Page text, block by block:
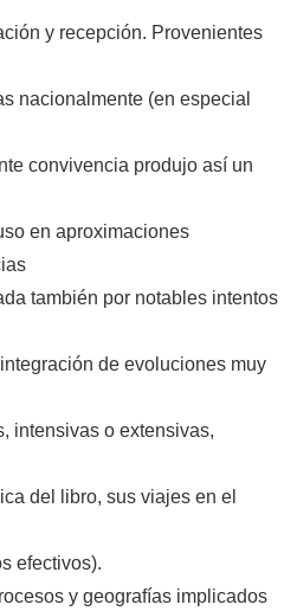
y recepción. Provenientes
nacionalmente (en especial
convivencia produjo así un
en aproximaciones
también por notables intentos
de evoluciones muy
intensivas o extensivas,
del libro, sus viajes en el
efectivos).
y geografías implicados